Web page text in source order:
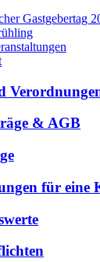
Gastgebertag
& AGB
für eine